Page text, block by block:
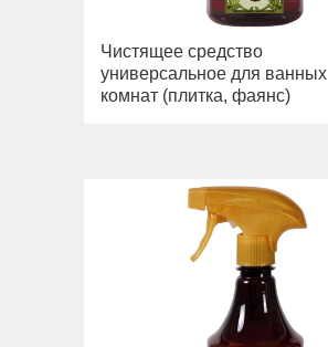
Чистящее средство
универсальное для ванных
комнат (плитка, фаянс)